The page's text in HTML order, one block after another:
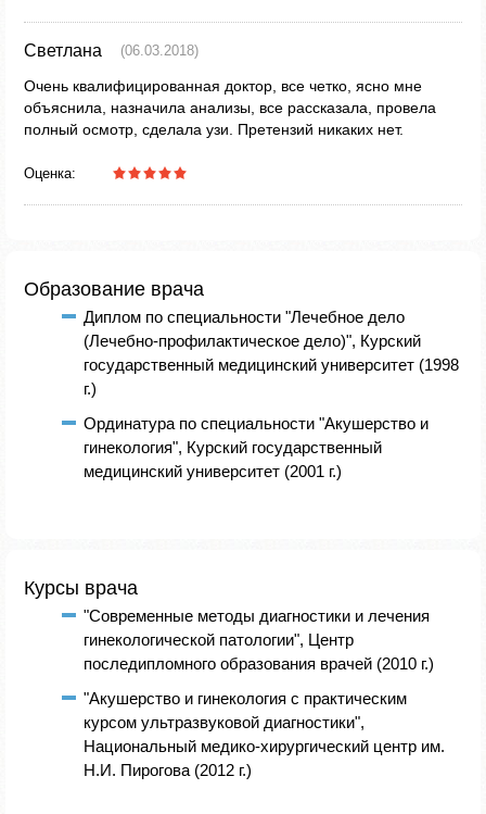
Светлана (06.03.2018)
Очень квалифицированная доктор, все четко, ясно мне
объяснила, назначила анализы, все рассказала, провела
полный осмотр, сделала узи. Претензий никаких нет.
Оценка:
Образование врача
Диплом по специальности "Лечебное дело
(Лечебно-профилактическое дело)", Курский
государственный медицинский университет (1998
г.)
Ординатура по специальности "Акушерство и
гинекология", Курский государственный
медицинский университет (2001 г.)
Курсы врача
"Современные методы диагностики и лечения
гинекологической патологии", Центр
последипломного образования врачей (2010 г.)
"Акушерство и гинекология с практическим
курсом ультразвуковой диагностики",
Национальный медико-хирургический центр им.
Н.И. Пирогова (2012 г.)